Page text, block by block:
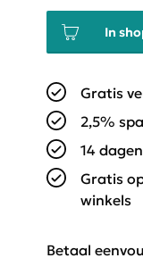
In
Gratis
2,5%
14
Gratis
winkels
Betaal